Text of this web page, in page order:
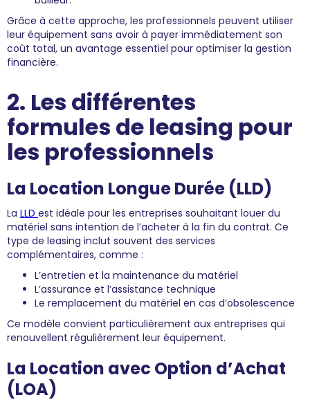
Grâce à cette approche, les professionnels peuvent utiliser
leur équipement sans avoir à payer immédiatement son
coût total, un avantage essentiel pour optimiser la gestion
financière.
2. Les différentes
formules de leasing pour
les professionnels
La Location Longue Durée (LLD)
La LLD est idéale pour les entreprises souhaitant louer du
matériel sans intention de l’acheter à la fin du contrat. Ce
type de leasing inclut souvent des services
complémentaires, comme :
L’entretien et la maintenance du matériel
L’assurance et l’assistance technique
Le remplacement du matériel en cas d’obsolescence
Ce modèle convient particulièrement aux entreprises qui
renouvellent régulièrement leur équipement.
La Location avec Option d’Achat
(LOA)